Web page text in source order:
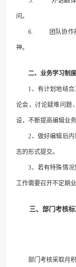
问。
6. 团队协
神。
二、业务学习制度
1、有计划地结
论会，讨论疑难问题
设，不断提高编辑业
2、做好编辑后
志的形式提交。
3、若有特殊情
工作需要召开不定期业
三、部门考核标
部门考核采取月积